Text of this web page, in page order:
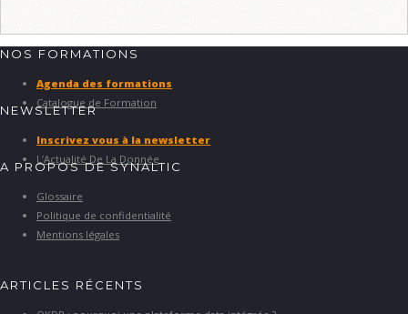
NOS FORMATIONS
Agenda des formations
Catalogue de Formation
NEWSLETTER
Inscrivez vous à la newsletter
L’Actualité De La Donnée
A PROPOS DE SYNALTIC
Glossaire
Politique de confidentialité
Mentions légales
ARTICLES RÉCENTS